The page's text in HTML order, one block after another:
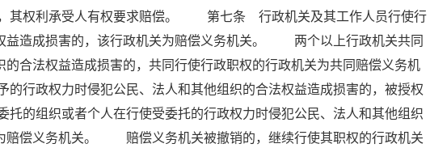
权利承受人有权要求赔偿。 第七条 行政机关及其工作人员行使行
益造成损害的，该行政机关为赔偿义务机关。 两个以上行政机关共同
合法权益造成损害的，共同行使行政职权的行政机关为共同赔偿义务机
政权力时侵犯公民、法人和其他组织的合法权益造成损害的，被授权
组织或者个人在行使受委托的行政权力时侵犯公民、法人和其他组织
赔偿义务机关。 赔偿义务机关被撤销的，继续行使其职权的行政机关